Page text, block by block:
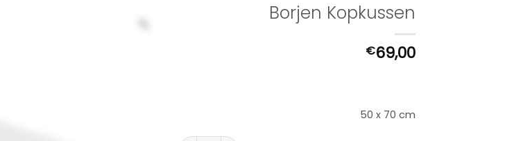
Borjen Kopkussen
€69,00
50 x 70 cm